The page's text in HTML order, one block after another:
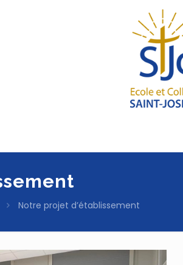
Notre projet d’établissement